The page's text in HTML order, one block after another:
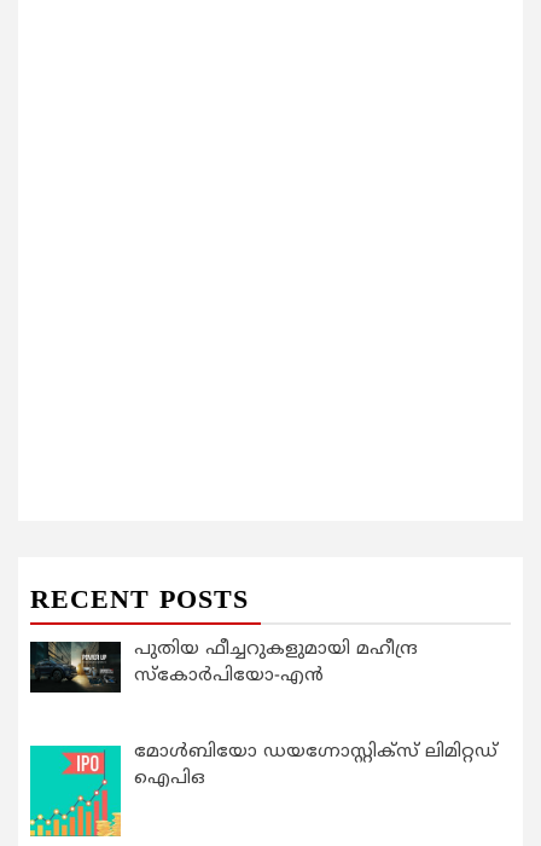
RECENT POSTS
പുതിയ ഫീച്ചറുകളുമായി മഹീന്ദ്ര
സ്കോർപിയോ-എൻ
മോൾബിയോ ഡയഗ്നോസ്റ്റിക്സ് ലിമിറ്റഡ്
ഐപിഒ